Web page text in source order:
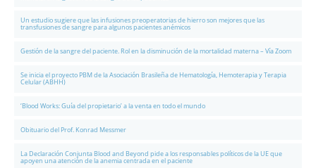
Un estudio sugiere que las infusiones preoperatorias de hierro son mejores que las
transfusiones de sangre para algunos pacientes anémicos
Gestión de la sangre del paciente. Rol en la disminución de la mortalidad materna – Vía Zoom
Se inicia el proyecto PBM de la Asociación Brasileña de Hematología, Hemoterapia y Terapia
Celular (ABHH)
‘Blood Works: Guía del propietario’ a la venta en todo el mundo
Obituario del Prof. Konrad Messmer
La Declaración Conjunta Blood and Beyond pide a los responsables políticos de la UE que
apoyen una atención de la anemia centrada en el paciente